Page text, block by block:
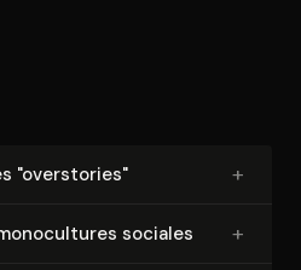
"overstories" +
sociales +